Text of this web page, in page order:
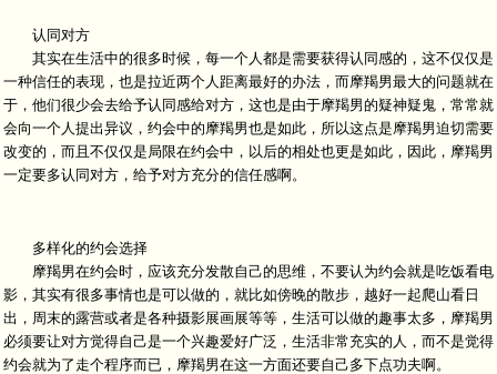
认同对方
其实在生活中的很多时候，每一个人都是需要获得认同感的，这不仅仅是
一种信任的表现，也是拉近两个人距离最好的办法，而摩羯男最大的问题就在
于，他们很少会去给予认同感给对方，这也是由于摩羯男的疑神疑鬼，常常就
会向一个人提出异议，约会中的摩羯男也是如此，所以这点是摩羯男迫切需要
改变的，而且不仅仅是局限在约会中，以后的相处也更是如此，因此，摩羯男
一定要多认同对方，给予对方充分的信任感啊。
多样化的约会选择
摩羯男在约会时，应该充分发散自己的思维，不要认为约会就是吃饭看电
影，其实有很多事情也是可以做的，就比如傍晚的散步，越好一起爬山看日
出，周末的露营或者是各种摄影展画展等等，生活可以做的趣事太多，摩羯男
必须要让对方觉得自己是一个兴趣爱好广泛，生活非常充实的人，而不是觉得
约会就为了走个程序而已，摩羯男在这一方面还要自己多下点功夫啊。